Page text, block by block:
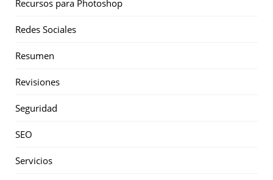
Recursos para Photoshop
Redes Sociales
Resumen
Revisiones
Seguridad
SEO
Servicios